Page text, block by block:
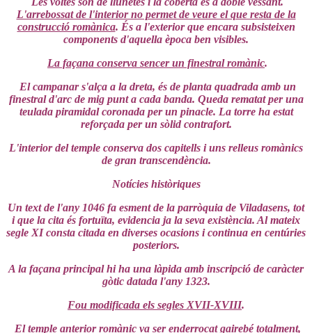
L'arrebossat de l'interior no permet de veure el que resta de la
construcció romànica. És a l'exterior que encara subsisteixen
components d'aquella època ben visibles.
La façana conserva sencer un finestral romànic.
El campanar s'alça a la dreta, és de planta quadrada amb un
finestral d'arc de mig punt a cada banda. Queda rematat per una
teulada piramidal coronada per un pinacle. La torre ha estat
reforçada per un sòlid contrafort.
L'interior del temple conserva dos capitells i uns relleus romànics
de gran transcendència.
Notícies històriques
Un text de l'any 1046 fa esment de la parròquia de Viladasens, tot
i que la cita és fortuïta, evidencia ja la seva existència. Al mateix
segle XI consta citada en diverses ocasions i continua en centúries
posteriors.
A la façana principal hi ha una làpida amb inscripció de caràcter
gòtic datada l'any 1323.
Fou modificada els segles XVII-XVIII.
El temple anterior romànic va ser enderrocat gairebé totalment,